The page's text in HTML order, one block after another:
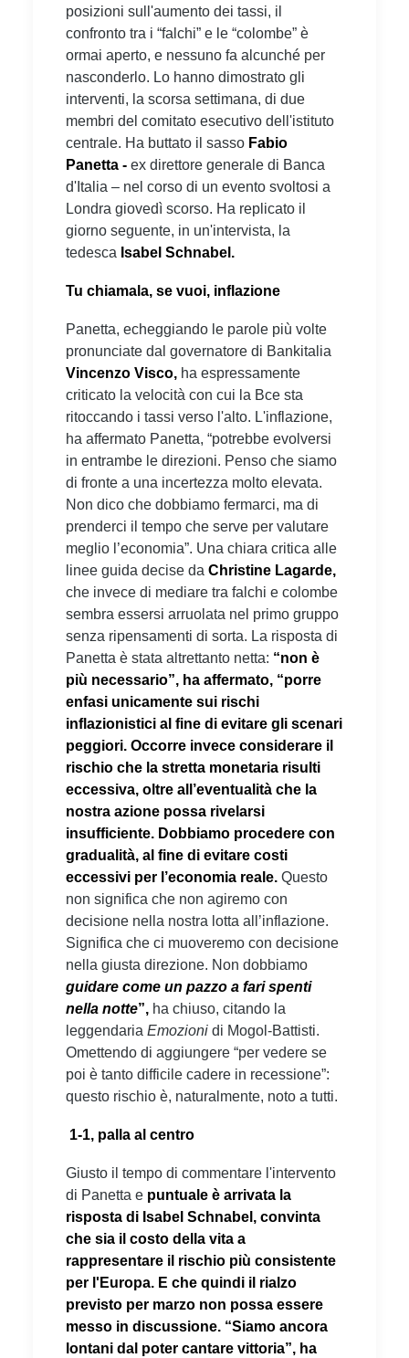
posizioni sull'aumento dei tassi, il
confronto tra i “falchi” e le “colombe” è
ormai aperto, e nessuno fa alcunché per
nasconderlo. Lo hanno dimostrato gli
interventi, la scorsa settimana, di due
membri del comitato esecutivo dell'istituto
centrale. Ha buttato il sasso Fabio
Panetta - ex direttore generale di Banca
d'Italia – nel corso di un evento svoltosi a
Londra giovedì scorso. Ha replicato il
giorno seguente, in un'intervista, la
tedesca Isabel Schnabel.
Tu chiamala, se vuoi, inflazione
Panetta, echeggiando le parole più volte
pronunciate dal governatore di Bankitalia
Vincenzo Visco, ha espressamente
criticato la velocità con cui la Bce sta
ritoccando i tassi verso l'alto. L'inflazione,
ha affermato Panetta, “potrebbe evolversi
in entrambe le direzioni. Penso che siamo
di fronte a una incertezza molto elevata.
Non dico che dobbiamo fermarci, ma di
prenderci il tempo che serve per valutare
meglio l’economia”. Una chiara critica alle
linee guida decise da Christine Lagarde,
che invece di mediare tra falchi e colombe
sembra essersi arruolata nel primo gruppo
senza ripensamenti di sorta. La risposta di
Panetta è stata altrettanto netta: “non è
più necessario”, ha affermato, “porre
enfasi unicamente sui rischi
inflazionistici al fine di evitare gli scenari
peggiori. Occorre invece considerare il
rischio che la stretta monetaria risulti
eccessiva, oltre all’eventualità che la
nostra azione possa rivelarsi
insufficiente. Dobbiamo procedere con
gradualità, al fine di evitare costi
eccessivi per l’economia reale. Questo
non significa che non agiremo con
decisione nella nostra lotta all’inflazione.
Significa che ci muoveremo con decisione
nella giusta direzione. Non dobbiamo
guidare come un pazzo a fari spenti
nella notte”, ha chiuso, citando la
leggendaria Emozioni di Mogol-Battisti.
Omettendo di aggiungere “per vedere se
poi è tanto difficile cadere in recessione”:
questo rischio è, naturalmente, noto a tutti.
1-1, palla al centro
Giusto il tempo di commentare l'intervento
di Panetta e puntuale è arrivata la
risposta di Isabel Schnabel, convinta
che sia il costo della vita a
rappresentare il rischio più consistente
per l'Europa. E che quindi il rialzo
previsto per marzo non possa essere
messo in discussione. “Siamo ancora
lontani dal poter cantare vittoria”, ha